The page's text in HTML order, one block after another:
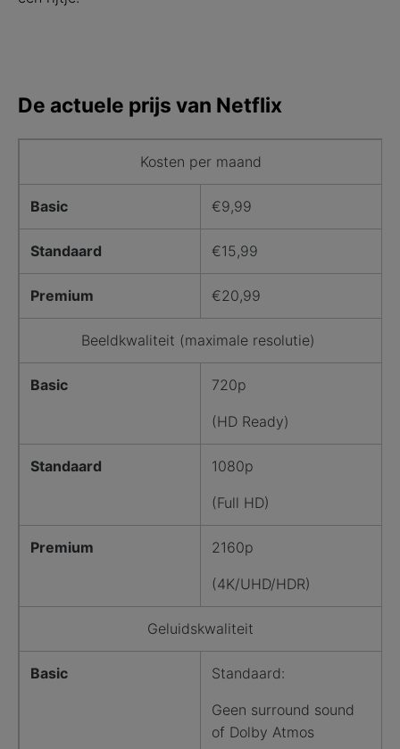
De actuele prijs van Netflix
Kosten per maand
Basic €9,99
Standaard €15,99
Premium €20,99
Beeldkwaliteit (maximale resolutie)
Basic 720p
(HD Ready)
Standaard 1080p
(Full HD)
Premium 2160p
(4K/UHD/HDR)
Geluidskwaliteit
Basic Standaard:
Geen surround sound
of Dolby Atmos